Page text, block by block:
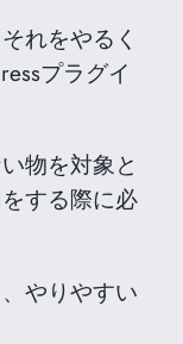
れをやるく
プラグイ
物を対象と
する際に必
やりやすい